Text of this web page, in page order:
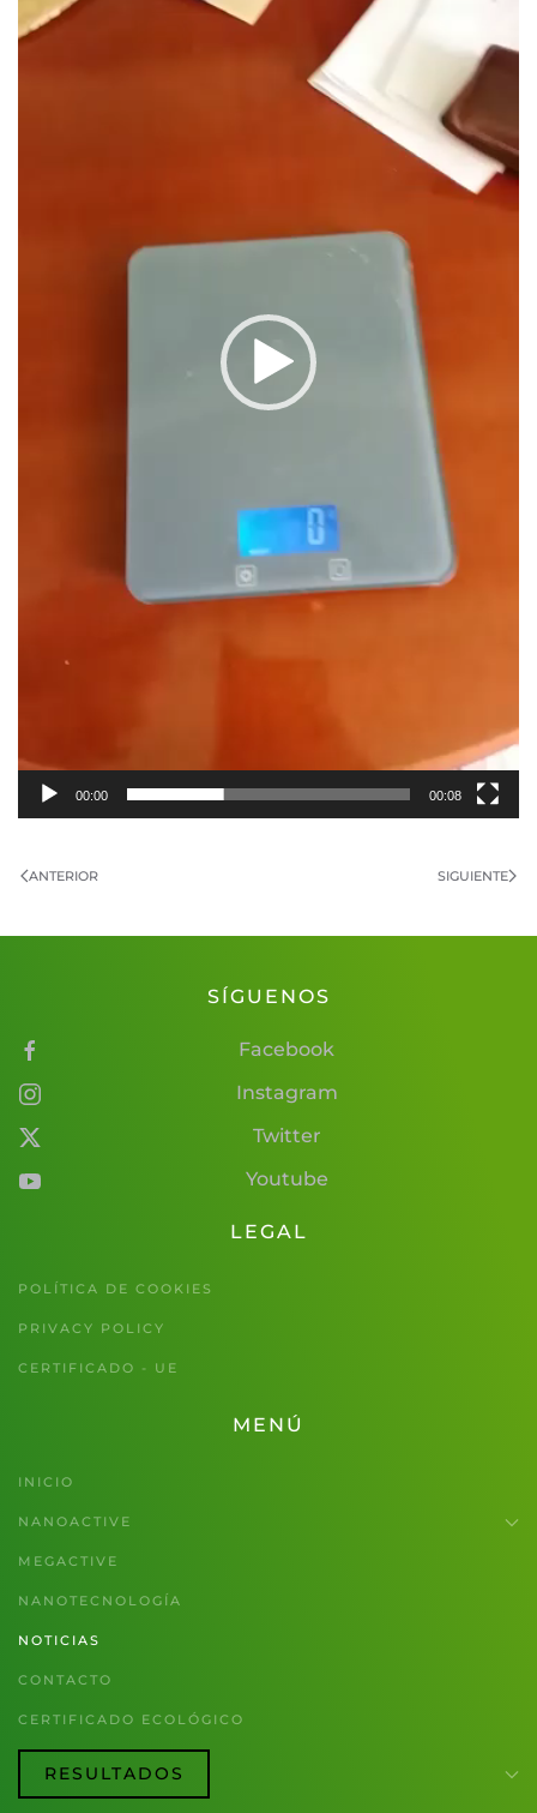
00:00 00:08
ANTERIOR SIGUIENTE
SÍGUENOS
Facebook
Instagram
Twitter
Youtube
LEGAL
POLÍTICA DE COOKIES
PRIVACY POLICY
CERTIFICADO - UE
MENÚ
INICIO
NANOACTIVE
MEGACTIVE
NANOTECNOLOGÍA
NOTICIAS
CONTACTO
CERTIFICADO ECOLÓGICO
RESULTADOS